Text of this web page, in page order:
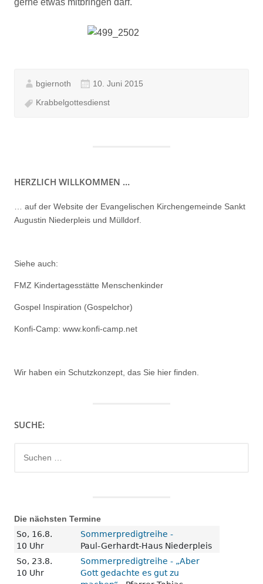
gerne etwas mitbringen darf.
bgiernoth 10. Juni 2015
Krabbelgottesdienst
HERZLICH WILLKOMMEN …
… auf der Website der Evangelischen Kirchengemeinde Sankt
Augustin Niederpleis und Mülldorf.
Siehe auch:
FMZ Kindertagesstätte Menschenkinder
Gospel Inspiration (Gospelchor)
Konfi-Camp: www.konfi-camp.net
Wir haben ein Schutzkonzept, das Sie hier finden.
SUCHE:
nach:
Die nächsten Termine